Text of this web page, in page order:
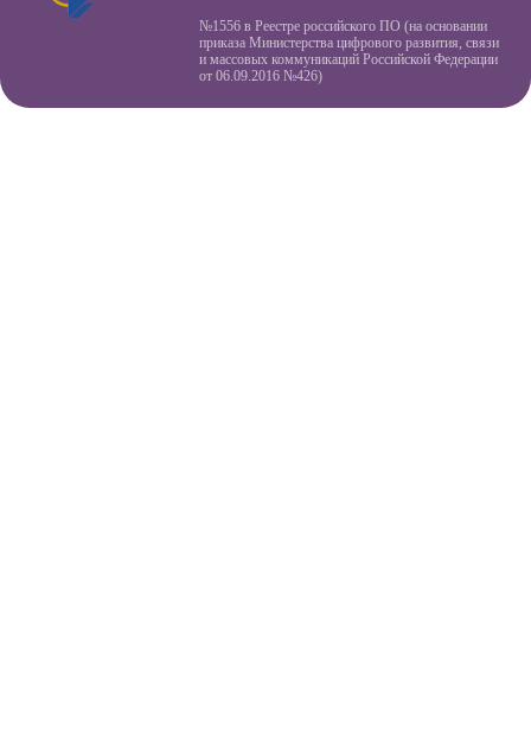
№1556 в Реестре российского ПО (на основании
приказа Министерства цифрового развития, связи
и массовых коммуникаций Российской Федерации
от 06.09.2016 №426)